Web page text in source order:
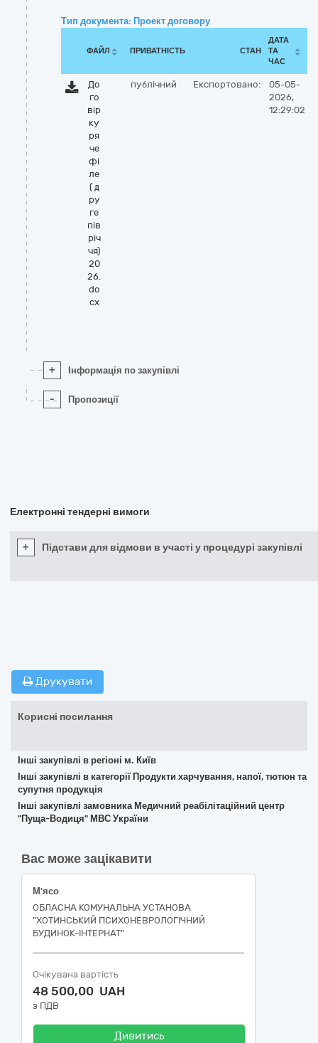
Тип документа: Проект договору
ФАЙЛ ПРИВАТНІСТЬ СТАН
ДАТА
ТА
ЧАС
До
го
вір
ку
ря
че
фі
ле
( д
ру
ге
пів
річ
чя)
20
26.
do
cx
публічний Експортовано:
05-05-
2026,
12:29:02
+ Інформація по закупівлі
- Пропозиції
Електронні тендерні вимоги
+ Підстави для відмови в участі у процедурі закупівлі
Друкувати
Корисні посилання
Інші закупівлі в регіоні м. Київ
Інші закупівлі в категорії Продукти харчування, напої, тютюн та
супутня продукція
Інші закупівлі замовника Медичний реабілітаційний центр
"Пуща-Водиця" МВС України
Вас може зацікавити
М'ясо
ОБЛАСНА КОМУНАЛЬНА УСТАНОВА
"ХОТИНСЬКИЙ ПСИХОНЕВРОЛОГІЧНИЙ
БУДИНОК-ІНТЕРНАТ"
Очікувана вартість
48 500,00 UAH
з ПДВ
Дивитись